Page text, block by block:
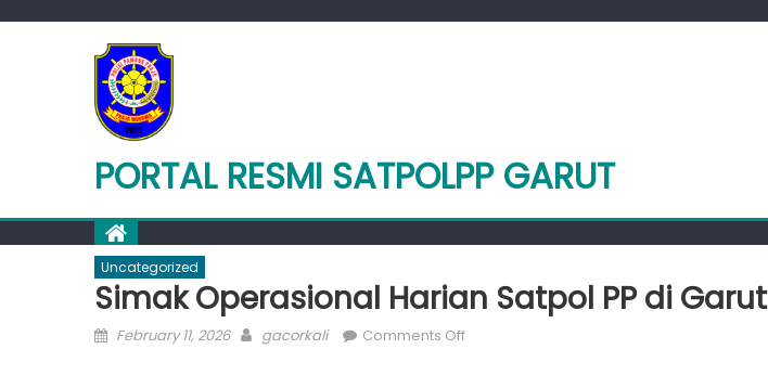
PORTAL RESMI SATPOLPP GARUT
Uncategorized
Simak Operasional Harian Satpol PP di Garut
Posted
February 11, 2026 Author
gacorkali Comments Offon